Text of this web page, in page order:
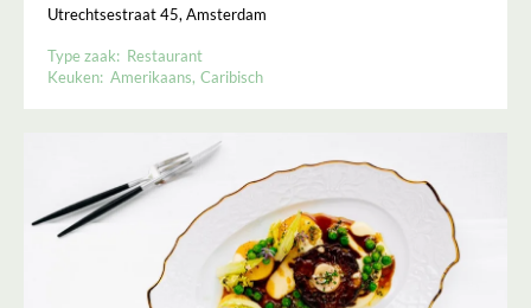
Utrechtsestraat 45, Amsterdam
Type zaak: Restaurant
Keuken: Amerikaans Caribisch